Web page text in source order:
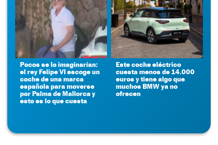
Pocos se lo imaginarían:
el rey Felipe VI escoge un
coche de una marca
española para moverse
por Palma de Mallorca y
esto es lo que cuesta
Este coche eléctrico
cuesta menos de 14.000
euros y tiene algo que
muchos BMW ya no
ofrecen